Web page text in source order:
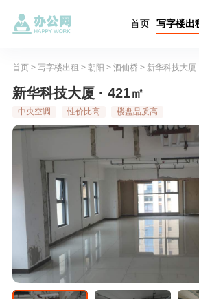
首页 写字楼出
首页> 写字楼出租 > 朝阳 > 酒仙桥 > 新华科技大厦
新华科技大厦 · 421㎡
中央空调 性价比高 楼盘品质高